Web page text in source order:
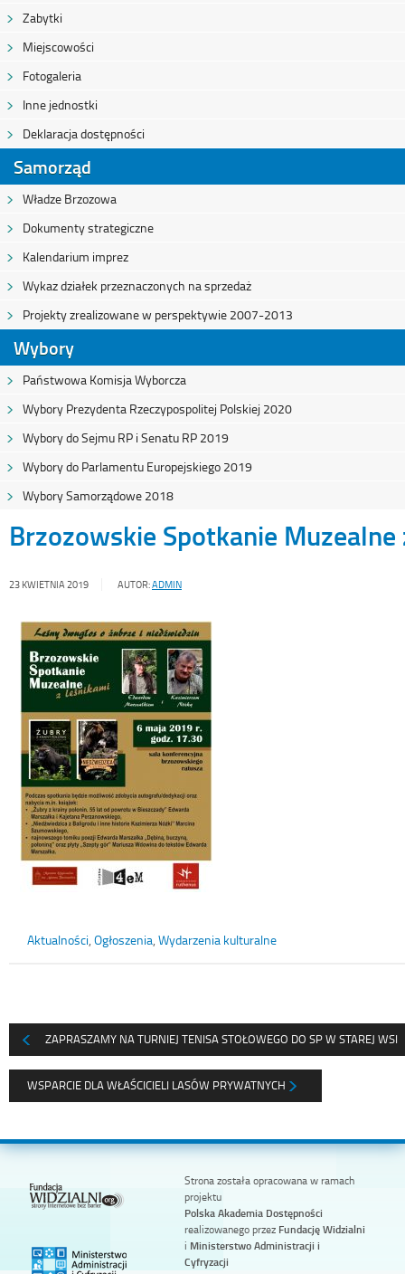
Zabytki
Miejscowości
Fotogaleria
Inne jednostki
Deklaracja dostępności
Samorząd
Władze Brzozowa
Dokumenty strategiczne
Kalendarium imprez
Wykaz działek przeznaczonych na sprzedaż
Projekty zrealizowane w perspektywie 2007-2013
Wybory
Państwowa Komisja Wyborcza
Wybory Prezydenta Rzeczypospolitej Polskiej 2020
Wybory do Sejmu RP i Senatu RP 2019
Wybory do Parlamentu Europejskiego 2019
Wybory Samorządowe 2018
Brzozowskie Spotkanie
23 KWIETNIA 2019 AUTOR:ADMIN
Aktualności, Ogłoszenia, Wydarzenia kulturalne
ZAPRASZAMY NA TURNIEJ TENISA STOŁOWEGO DO SP W STAREJ WSI
WSPARCIE DLA WŁAŚCICIELI LASÓW PRYWATNYCH
Strona została opracowana w ramach
projektu
Polska Akademia Dostępności
realizowanego przez Fundację Widzialni
i Ministerstwo Administracji i
Cyfryzacji